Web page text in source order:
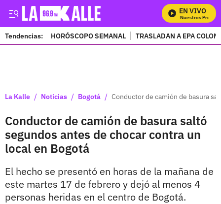
EN VIVO
Mira Todos Nuestros
Tendencias: HORÓSCOPO SEMANAL TRASLADAN A EPA
La Kalle / Noticias / Bogotá / Conductor de camión de basura
Conductor de camión de basura saltó
segundos antes de chocar contra un
local en Bogotá
El hecho se presentó en horas de la mañana de
este martes 17 de febrero y dejó al menos 4
personas heridas en el centro de Bogotá.